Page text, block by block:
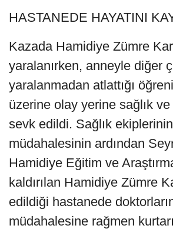
HASTANEDE HAYATINI
Kazada Hamidiye Zümre
yaralanırken, anneyle diğer
yaralanmadan atlattığı
üzerine olay yerine sağlık
sevk edildi. Sağlık
müdahalesinin ardından
Hamidiye Eğitim ve
kaldırılan Hamidiye Zümre
edildiği hastanede
müdahalesine rağmen